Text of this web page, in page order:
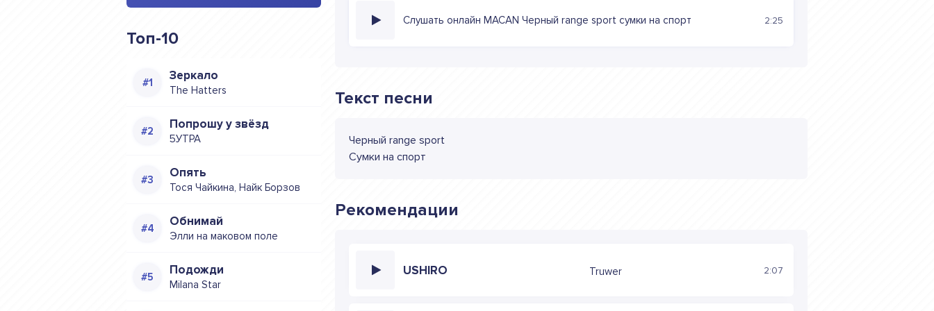
Топ-10
Зеркало
The Hatters
Попрошу у звёзд
5УТРА
Опять
Тося Чайкина, Найк Борзов
Обнимай
Элли на маковом поле
Подожди
Milana Star
Слушать онлайн MACAN Черный range sport cумки на спорт 2:25
Текст песни
Черный range sport
Сумки на спорт
Рекомендации
USHIRO Truwer 2:07